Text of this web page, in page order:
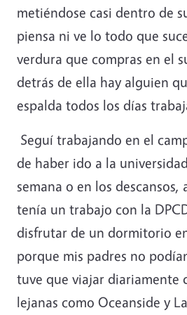
metiéndose casi dentro de
piensa ni ve lo todo que
verdura que compras en el
detrás de ella hay alguien
espalda todos los días
Seguí trabajando en el
de haber ido a la
semana o en los descansos,
tenía un trabajo con la
disfrutar de un dormitorio
porque mis padres no
tuve que viajar diariamente
lejanas como Oceanside y